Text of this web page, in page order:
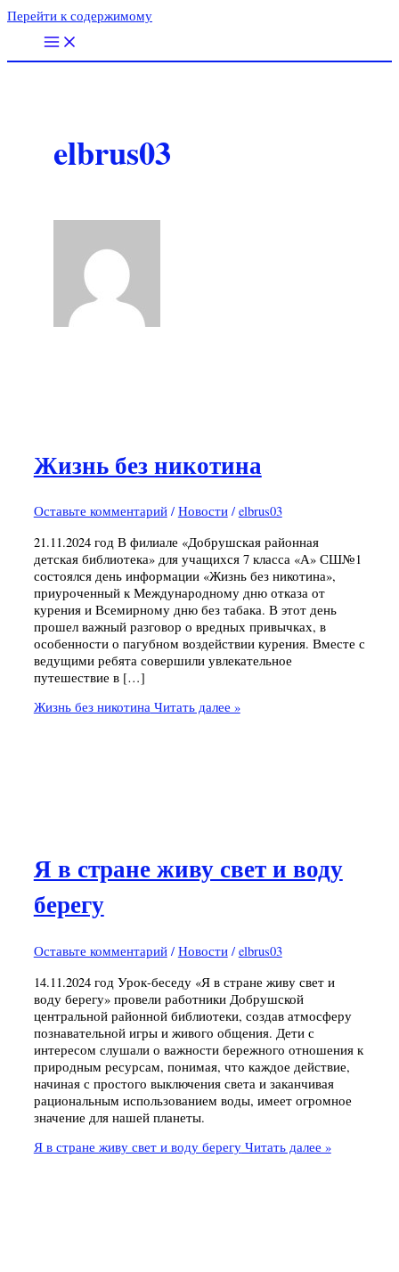
Перейти к содержимому
elbrus03
Жизнь без никотина
Оставьте комментарий / Новости/ elbrus03
21.11.2024 год В филиале «Добрушская районная
детская библиотека» для учащихся 7 класса «А» СШ№1
состоялся день информации «Жизнь без никотина»,
приуроченный к Международному дню отказа от
курения и Всемирному дню без табака. В этот день
прошел важный разговор о вредных привычках, в
особенности о пагубном воздействии курения. Вместе с
ведущими ребята совершили увлекательное
путешествие в […]
Жизнь без никотинаЧитать далее »
Я в стране живу свет и воду
берегу
Оставьте комментарий / Новости/ elbrus03
14.11.2024 год Урок-беседу «Я в стране живу свет и
воду берегу» провели работники Добрушской
центральной районной библиотеки, создав атмосферу
познавательной игры и живого общения. Дети с
интересом слушали о важности бережного отношения к
природным ресурсам, понимая, что каждое действие,
начиная с простого выключения света и заканчивая
рациональным использованием воды, имеет огромное
значение для нашей планеты.
Я в стране живу свет и воду берегуЧитать далее »